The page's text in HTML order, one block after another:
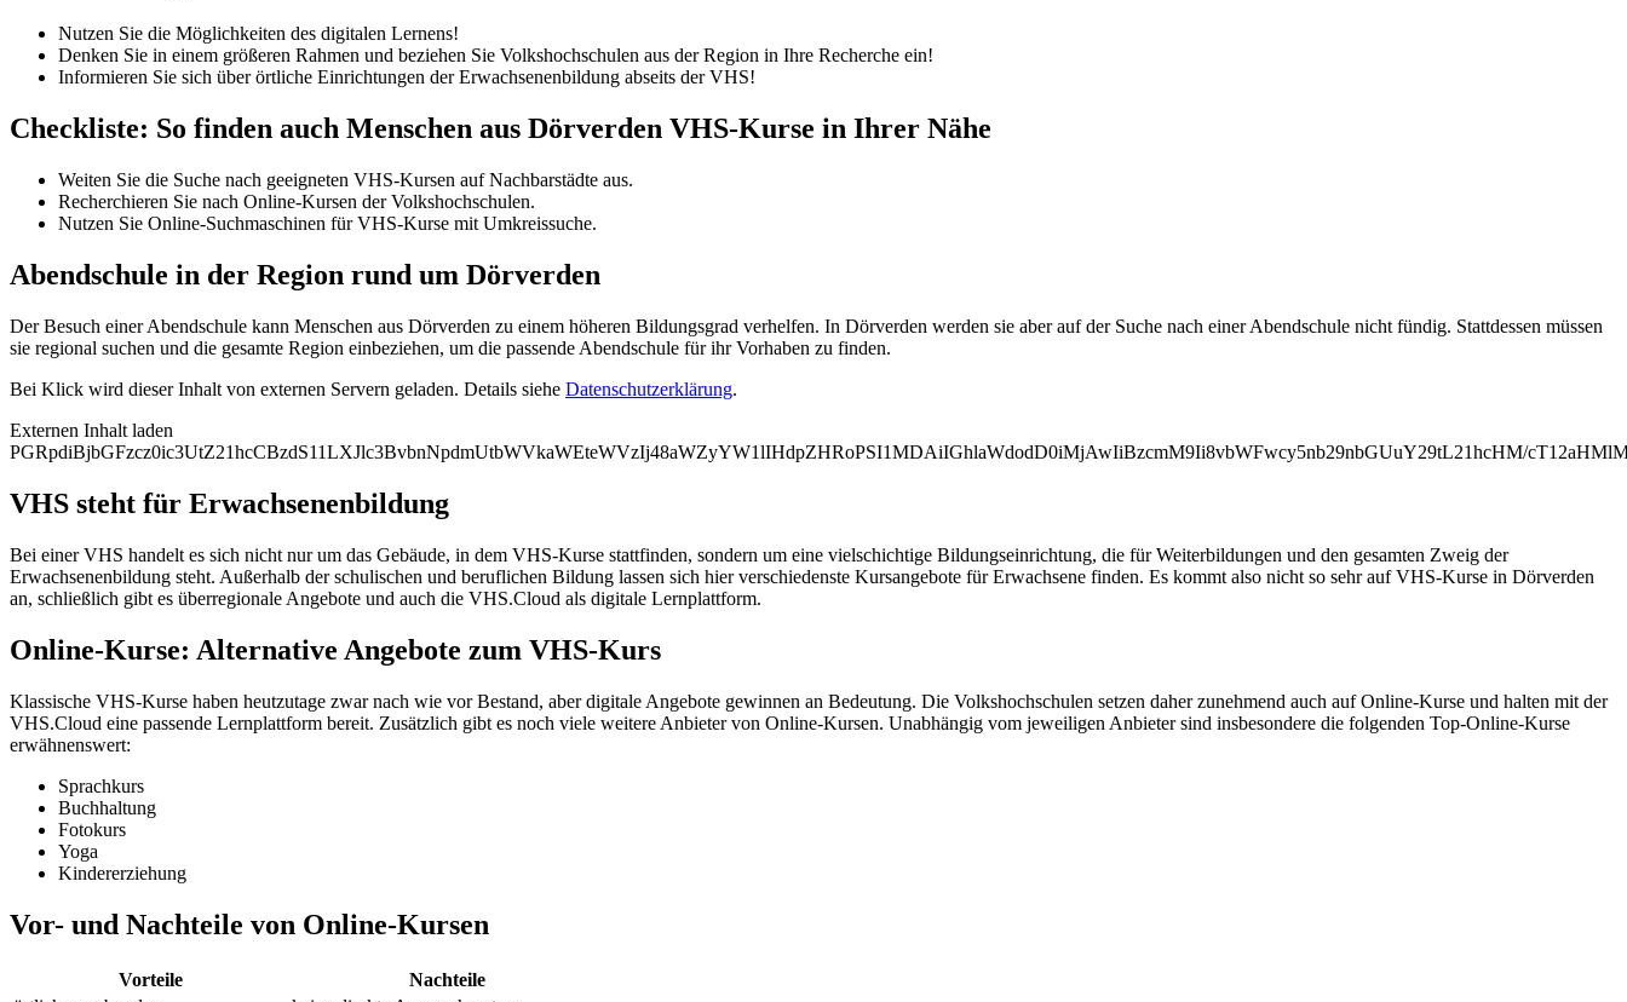
Nutzen Sie die Möglichkeiten des digitalen Lernens!
Denken Sie in einem größeren Rahmen und beziehen Sie Volkshochschulen aus der Region in Ihre Recherche ein!
Informieren Sie sich über örtliche Einrichtungen der Erwachsenenbildung abseits der VHS!
Checkliste: So finden auch Menschen aus Dörverden VHS-Kurse in Ihrer Nähe
Weiten Sie die Suche nach geeigneten VHS-Kursen auf Nachbarstädte aus.
Recherchieren Sie nach Online-Kursen der Volkshochschulen.
Nutzen Sie Online-Suchmaschinen für VHS-Kurse mit Umkreissuche.
Abendschule in der Region rund um Dörverden
Der Besuch einer Abendschule kann Menschen aus Dörverden zu einem höheren Bildungsgrad verhelfen. In Dörverden werden sie aber auf der Suche nach einer Abendschule nicht fündig. Stattdessen müssen
sie regional suchen und die gesamte Region einbeziehen, um die passende Abendschule für ihr Vorhaben zu finden.
Bei Klick wird dieser Inhalt von externen Servern geladen. Details siehe Datenschutzerklärung.
Externen Inhalt laden
PGRpdiBjbGFzcz0ic3UtZ21hcCBzdS11LXJlc3BvbnNpdmUtbWVkaWEteWVzIj48aWZyYW1lIHdpZHRoPSI1MDAiIGhlaWdodD0iMjAwIiBzcmM9Ii8vbWFwcy5nb29nbGUuY29tL21hcHM/
VHS steht für Erwachsenenbildung
Bei einer VHS handelt es sich nicht nur um das Gebäude, in dem VHS-Kurse stattfinden, sondern um eine vielschichtige Bildungseinrichtung, die für Weiterbildungen und den gesamten Zweig der
Erwachsenenbildung steht. Außerhalb der schulischen und beruflichen Bildung lassen sich hier verschiedenste Kursangebote für Erwachsene finden. Es kommt also nicht so sehr auf VHS-Kurse in Dörverden
an, schließlich gibt es überregionale Angebote und auch die VHS.Cloud als digitale Lernplattform.
Online-Kurse: Alternative Angebote zum VHS-Kurs
Klassische VHS-Kurse haben heutzutage zwar nach wie vor Bestand, aber digitale Angebote gewinnen an Bedeutung. Die Volkshochschulen setzen daher zunehmend auch auf Online-Kurse und halten mit der
VHS.Cloud eine passende Lernplattform bereit. Zusätzlich gibt es noch viele weitere Anbieter von Online-Kursen. Unabhängig vom jeweiligen Anbieter sind insbesondere die folgenden Top-Online-Kurse
erwähnenswert:
Sprachkurs
Buchhaltung
Fotokurs
Yoga
Kindererziehung
Vor- und Nachteile von Online-Kursen
Vorteile
Nachteile